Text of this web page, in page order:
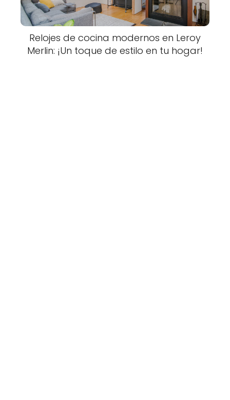
Relojes de cocina modernos en Leroy
Merlin: ¡Un toque de estilo en tu hogar!